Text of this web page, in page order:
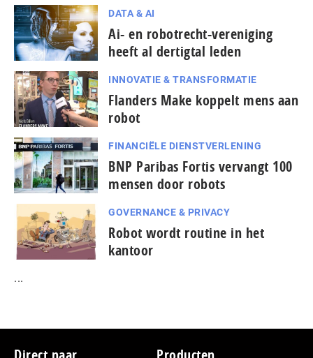
DATA & AI
Ai- en robotrecht-vereniging
heeft al dertigtal leden
INNOVATIE & TRANSFORMATIE
Flanders Make koppelt mens aan
robot
FINANCIËLE DIENSTVERLENING
BNP Paribas Fortis vervangt 100
mensen door robots
GOVERNANCE & PRIVACY
Robot wordt routine in het
kantoor
...